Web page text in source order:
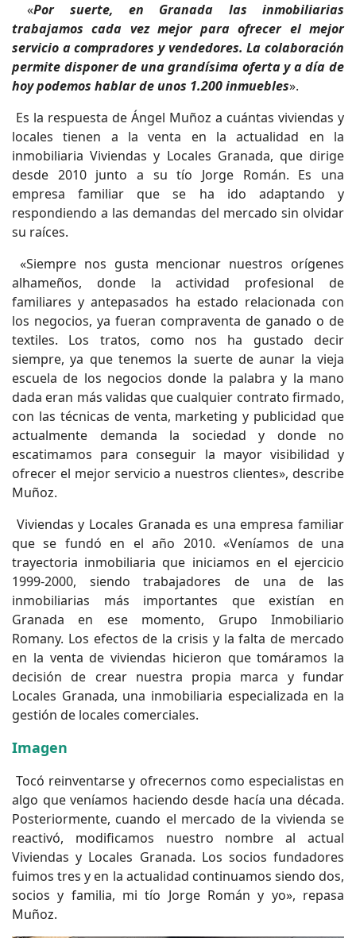
«Por suerte, en Granada las inmobiliarias
trabajamos cada vez mejor para ofrecer el mejor
servicio a compradores y vendedores. La colaboración
permite disponer de una grandísima oferta y a día de
hoy podemos hablar de unos 1.200 inmuebles».
Es la respuesta de Ángel Muñoz a cuántas viviendas y
locales tienen a la venta en la actualidad en la
inmobiliaria Viviendas y Locales Granada, que dirige
desde 2010 junto a su tío Jorge Román. Es una
empresa familiar que se ha ido adaptando y
respondiendo a las demandas del mercado sin olvidar
su raíces.
«Siempre nos gusta mencionar nuestros orígenes
alhameños, donde la actividad profesional de
familiares y antepasados ha estado relacionada con
los negocios, ya fueran compraventa de ganado o de
textiles. Los tratos, como nos ha gustado decir
siempre, ya que tenemos la suerte de aunar la vieja
escuela de los negocios donde la palabra y la mano
dada eran más validas que cualquier contrato firmado,
con las técnicas de venta, marketing y publicidad que
actualmente demanda la sociedad y donde no
escatimamos para conseguir la mayor visibilidad y
ofrecer el mejor servicio a nuestros clientes», describe
Muñoz.
Viviendas y Locales Granada es una empresa familiar
que se fundó en el año 2010. «Veníamos de una
trayectoria inmobiliaria que iniciamos en el ejercicio
1999-2000, siendo trabajadores de una de las
inmobiliarias más importantes que existían en
Granada en ese momento, Grupo Inmobiliario
Romany. Los efectos de la crisis y la falta de mercado
en la venta de viviendas hicieron que tomáramos la
decisión de crear nuestra propia marca y fundar
Locales Granada, una inmobiliaria especializada en la
gestión de locales comerciales.
Imagen
Tocó reinventarse y ofrecernos como especialistas en
algo que veníamos haciendo desde hacía una década.
Posteriormente, cuando el mercado de la vivienda se
reactivó, modificamos nuestro nombre al actual
Viviendas y Locales Granada. Los socios fundadores
fuimos tres y en la actualidad continuamos siendo dos,
socios y familia, mi tío Jorge Román y yo», repasa
Muñoz.